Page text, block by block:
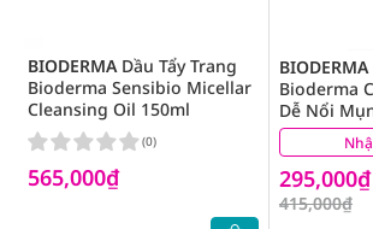
BIODERMADầu Tẩy Trang
Bioderma Sensibio Micellar
Cleansing Oil 150ml
565,000₫
(0)
BIODERMA
Bioderma
Dễ Nổi
Moussant
295,000₫
415,000₫